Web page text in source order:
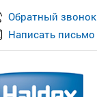
Обратный звонок
Написать письмо